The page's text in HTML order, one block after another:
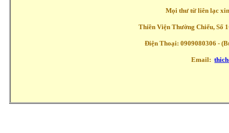
Mọi thư từ liên lạc
Thiền Viện Thường Chiếu, Số
Điện Thoại: 0909080306 -
Email: